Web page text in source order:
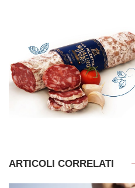
ARTICOLI CORRELATI